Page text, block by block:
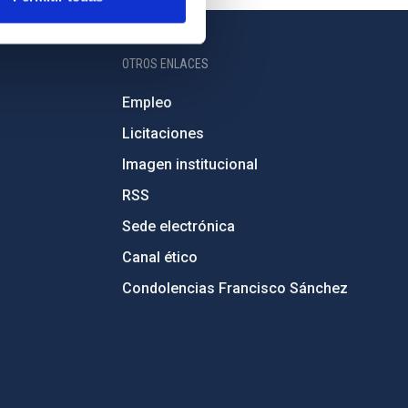
OTROS ENLACES
Empleo
Licitaciones
Imagen institucional
RSS
Sede electrónica
Canal ético
Condolencias Francisco Sánchez